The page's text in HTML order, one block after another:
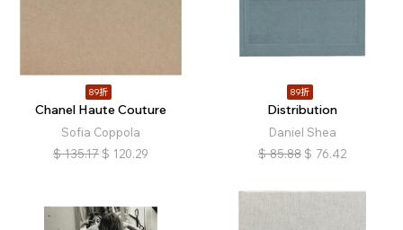
89折
Chanel Haute Couture
Sofia Coppola
$ 135.17 $ 120.29
89折
Distribution
Daniel Shea
$ 85.88 $ 76.42